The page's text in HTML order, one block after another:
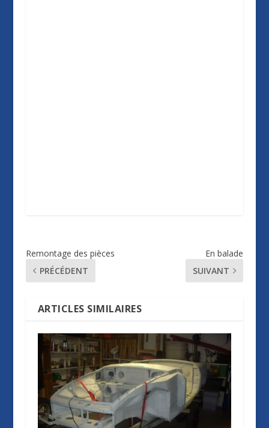
Remontage des pièces
PRÉCÉDENT
En balade
SUIVANT
ARTICLES SIMILAIRES